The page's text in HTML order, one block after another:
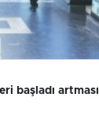
başladı